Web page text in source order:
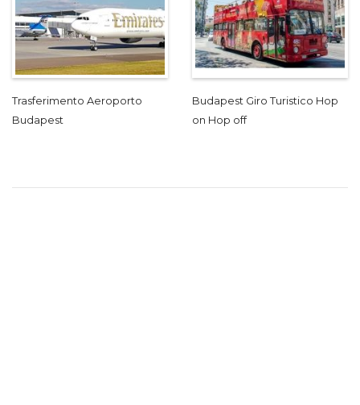
Trasferimento Aeroporto
Budapest
Budapest Giro Turistico Hop
on Hop off